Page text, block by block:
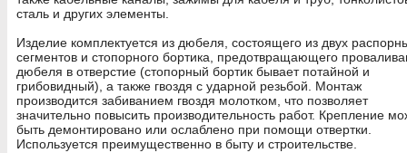
сталь и других элементы.
Изделие комплектуется из дюбеля, состоящего из двух
сегментов и стопорного бортика, предотвращающего
дюбеля в отверстие (стопорный бортик бывает потайной и
грибовидный), а также гвоздя с ударной резьбой. Монтаж
производится забиванием гвоздя молотком, что позволяет
значительно повысить производительность работ. Крепление
быть демонтировано или ослаблено при помощи отвертки.
Используется преимущественно в быту и строительстве.